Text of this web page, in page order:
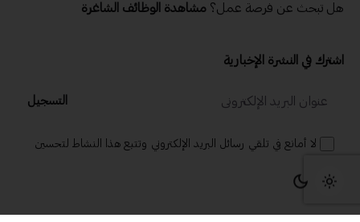
هل تبحث عن فرصة عمل؟ مشاهدة الوظائف الشاغرة
اشترك في النشرة الإخبارية
التسجيل
لا أمانع في تلقي رسائل البريد الإلكتروني وتتبع هذا النشاط لتحسين